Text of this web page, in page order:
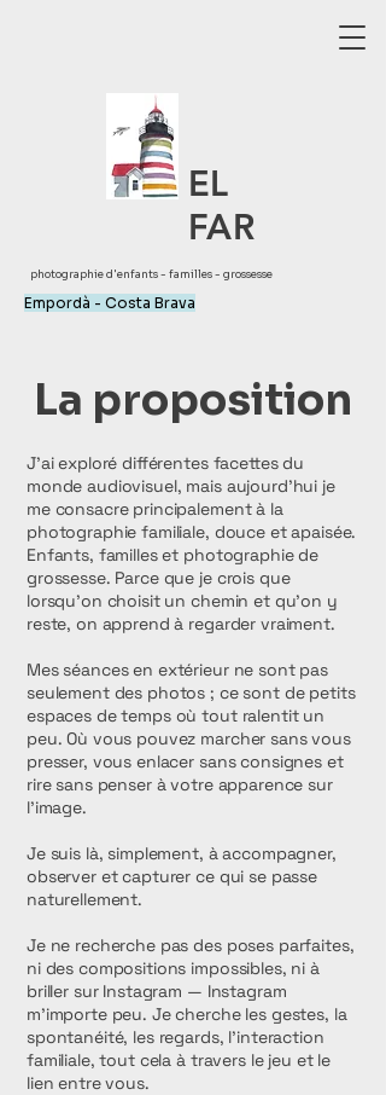
EL
FAR
photographie d'enfants - familles - grossesse
Empordà - Costa Brava
La proposition
J’ai exploré différentes facettes du
monde audiovisuel, mais aujourd’hui je
me consacre principalement à la
photographie familiale, douce et apaisée.
Enfants, familles et photographie de
grossesse. Parce que je crois que
lorsqu’on choisit un chemin et qu’on y
reste, on apprend à regarder vraiment.
Mes séances en extérieur ne sont pas
seulement des photos ; ce sont de petits
espaces de temps où tout ralentit un
peu. Où vous pouvez marcher sans vous
presser, vous enlacer sans consignes et
rire sans penser à votre apparence sur
l’image.
Je suis là, simplement, à accompagner,
observer et capturer ce qui se passe
naturellement.
Je ne recherche pas des poses parfaites,
ni des compositions impossibles, ni à
briller sur Instagram — Instagram
m’importe peu. Je cherche les gestes, la
spontanéité, les regards, l’interaction
familiale, tout cela à travers le jeu et le
lien entre vous.